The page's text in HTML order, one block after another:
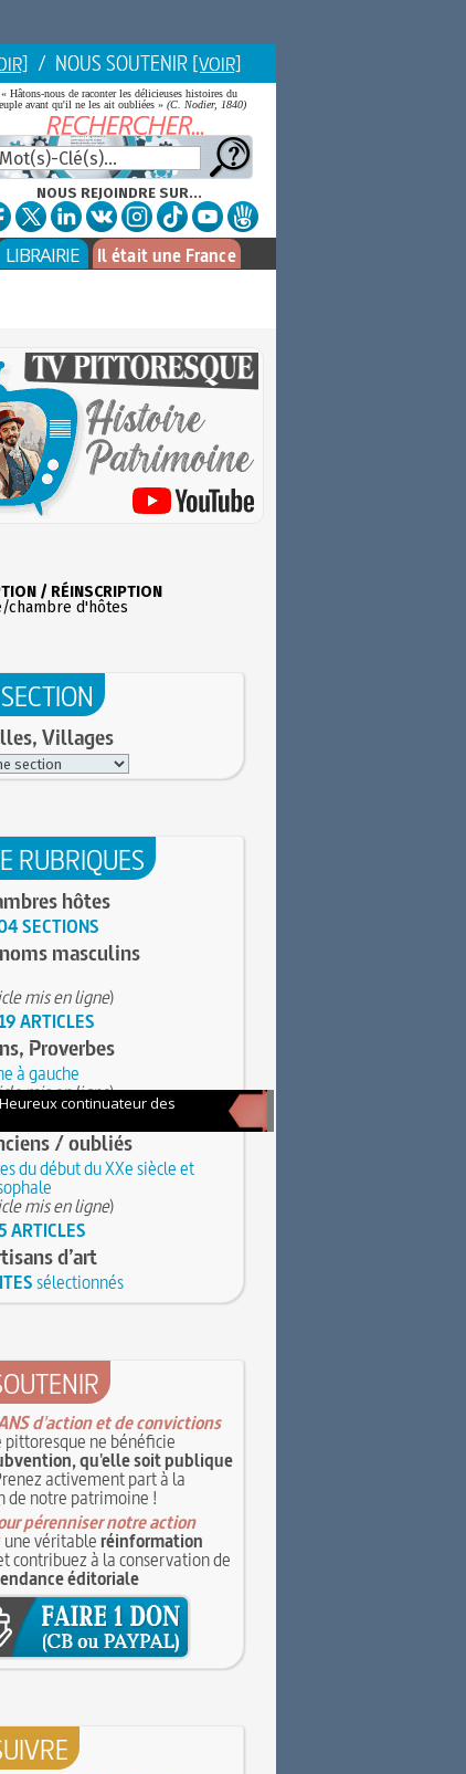
/ NOUS SOUTENIR [VOIR]
« Hâtons-nous de raconter les délicieuses histoires du
avant qu'il ne les ait oubliées » (C. Nodier, 1840)
NOUS REJOINDRE SUR...
LIBRAIRIE Il était une France
/ RÉINSCRIPTION
chambre d'hôtes
Villages
RUBRIQUES
hôtes
SECTIONS
masculins
mis en ligne)
ARTICLES
Proverbes
à gauche
mis en ligne)
621 ARTICLES
/ oubliés
du début du XXe siècle et
mis en ligne)
ARTICLES
d’art
sélectionnés
d'action et de convictions
pittoresque ne bénéficie
qu'elle soit publique
activement part à la
de notre patrimoine !
pérenniser notre action
une véritableréinformation
contribuez à la conservation de
éditoriale